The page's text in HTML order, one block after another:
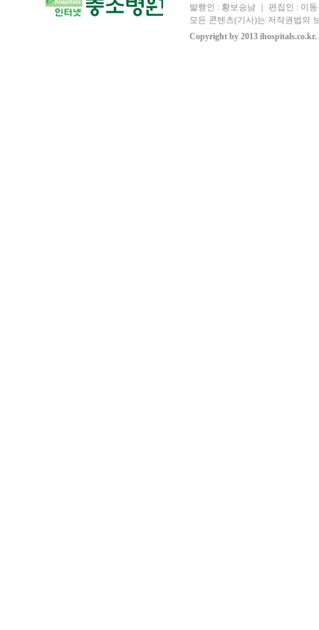
발행인 : 황보승남 ｜ 편집인 : 이
모든 콘텐츠(기사)는 저작권법의
Copyright by 2013 ihospitals.co.kr.